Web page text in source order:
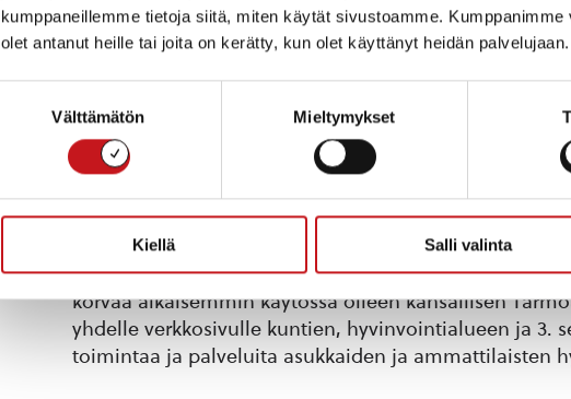
kumppaneillemme tietoja siitä, miten käytät sivustoamme.
olet antanut heille tai joita on kerätty, kun olet käyttänyt heidän palvelujaan.
Välttämätön Mieltymykset
Kiellä Salli valinta
Pohjois-Savon hyvinvointialueella aukesi lauantaina
korvaa aikaisemmin käytössä olleen kansallisen
yhdelle verkkosivulle kuntien, hyvinvointialueen ja 3.
toimintaa ja palveluita asukkaiden ja ammattilaisten